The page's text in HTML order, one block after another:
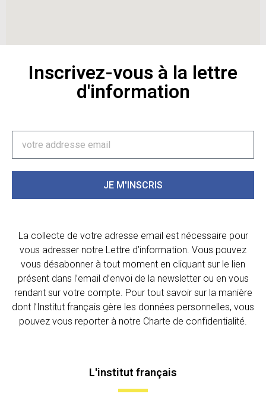
Inscrivez-vous à la lettre
d'information
JE M'INSCRIS
La collecte de votre adresse email est nécessaire pour
vous adresser notre Lettre d’information. Vous pouvez
vous désabonner à tout moment en cliquant sur le lien
présent dans l’email d’envoi de la newsletter ou en vous
rendant sur votre compte. Pour tout savoir sur la manière
dont l’Institut français gère les données personnelles, vous
pouvez vous reporter à notre Charte de confidentialité.
L'institut français